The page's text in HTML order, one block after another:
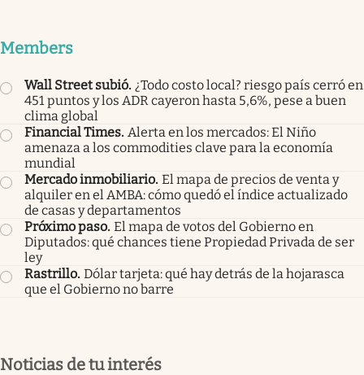
Members
Wall Street subió. ¿Todo costo local? riesgo país cerró en
451 puntos y los ADR cayeron hasta 5,6%, pese a buen
clima global
Financial Times. Alerta en los mercados: El Niño
amenaza a los commodities clave para la economía
mundial
Mercado inmobiliario. El mapa de precios de venta y
alquiler en el AMBA: cómo quedó el índice actualizado
de casas y departamentos
Próximo paso. El mapa de votos del Gobierno en
Diputados: qué chances tiene Propiedad Privada de ser
ley
Rastrillo. Dólar tarjeta: qué hay detrás de la hojarasca
que el Gobierno no barre
Noticias de tu interés